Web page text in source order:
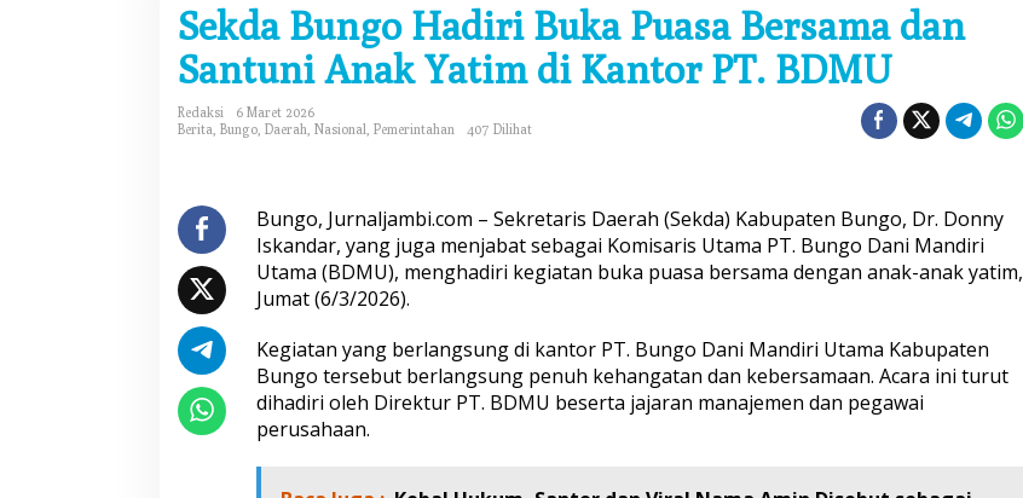
k
d
a
B
n
a
i
r
i
u
k
a
P
u
Sekda Bungo Hadiri Buka Puasa Bersama dan
Santuni Anak Yatim di Kantor PT. BDMU
Redaksi
6 Maret 2026
Berita Bungo Daerah Nasional Pemerintahan 407 Dilihat
Bungo, Jurnaljambi.com – Sekretaris Daerah (Sekda) Kabupaten Bungo, Dr. Donny
Iskandar, yang juga menjabat sebagai Komisaris Utama PT. Bungo Dani Mandiri
Utama (BDMU), menghadiri kegiatan buka puasa bersama dengan anak-anak yatim,
Jumat (6/3/2026).
Kegiatan yang berlangsung di kantor PT. Bungo Dani Mandiri Utama Kabupaten
Bungo tersebut berlangsung penuh kehangatan dan kebersamaan. Acara ini turut
dihadiri oleh Direktur PT. BDMU beserta jajaran manajemen dan pegawai
perusahaan.